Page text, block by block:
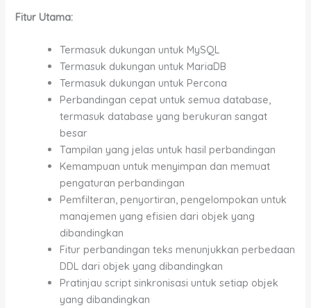
Fitur Utama:
Termasuk dukungan untuk MySQL
Termasuk dukungan untuk MariaDB
Termasuk dukungan untuk Percona
Perbandingan cepat untuk semua database,
termasuk database yang berukuran sangat
besar
Tampilan yang jelas untuk hasil perbandingan
Kemampuan untuk menyimpan dan memuat
pengaturan perbandingan
Pemfilteran, penyortiran, pengelompokan untuk
manajemen yang efisien dari objek yang
dibandingkan
Fitur perbandingan teks menunjukkan perbedaan
DDL dari objek yang dibandingkan
Pratinjau script sinkronisasi untuk setiap objek
yang dibandingkan